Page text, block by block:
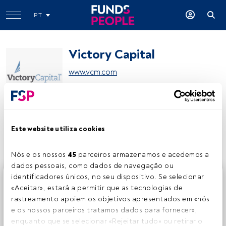
Este website utiliza cookies
Nós e os nossos 45 parceiros armazenamos e acedemos a
dados pessoais, como dados de navegação ou
identificadores únicos, no seu dispositivo. Se selecionar
«Aceitar», estará a permitir que as tecnologias de
rastreamento apoiem os objetivos apresentados em «nós
e os nossos parceiros tratamos dados para fornecer»,
enquanto que se selecionar «Rejeitar tudo» ou retirar o
PT
Victory Capital
www.vcm.com
Este é um artigo exclusivo para os utilizadores registados
da FundsPeople. Se já estiver registado, aceda através do
botão Login. Se ainda não tem conta, convidamo-lo a
registar-se e a desfrutar de todo o universo que a
FundsPeople oferece.